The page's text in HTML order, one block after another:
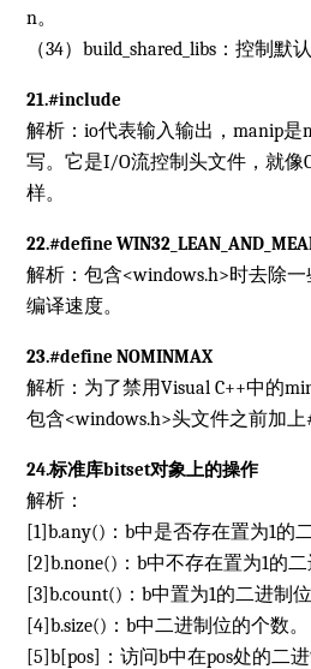
n。
（34）build_shared_libs：控制默
21.#include
解析：io代表输入输出，manip
写。它是I/O流控制头文件，就像
样。
22.#define
解析：包含<windows.h>时去除
编译速度。
23.#define NOMINMAX
解析：为了禁用Visual C++中的
包含<windows.h>头文件之前加上
24.标准库bitset对象上的操作
解析：
[1]b.any()：b中是否存在置为1的
[2]b.none()：b中不存在置为1的二
[3]b.count()：b中置为1的二进制位
[4]b.size()：b中二进制位的个数。
[5]b[pos]：访问b中在pos处的二进